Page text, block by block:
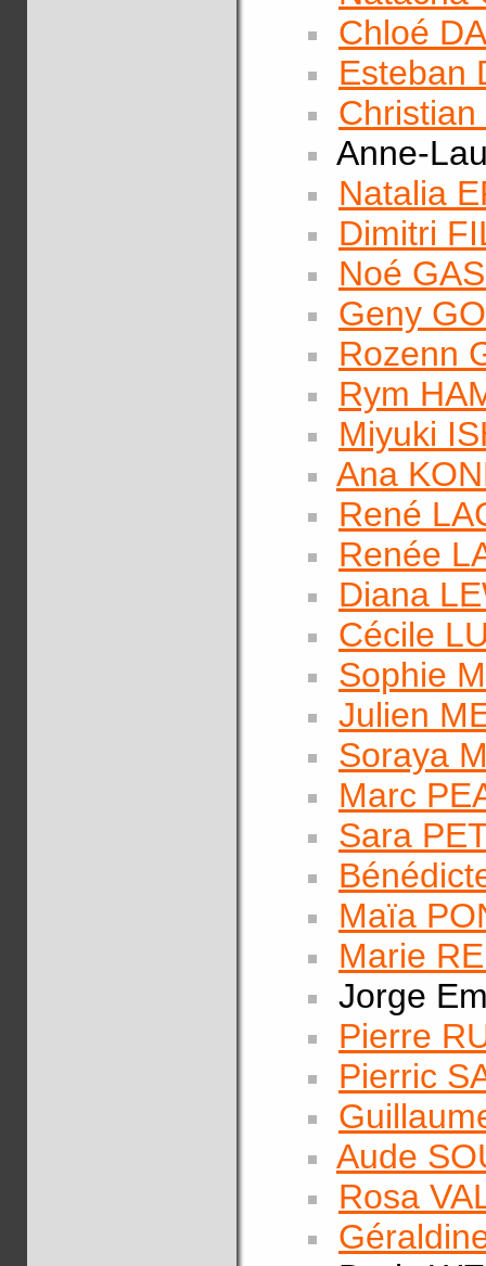
Chloé
Esteban
Anne-
Natalia
Dimitri
Noé
Geny
Rozenn
Rym
Miyuki
Ana
René
Renée
Diana
Cécile
Sophie
Julien
Soraya
Marc
Sara
Maïa
Marie
Jorge
Pierre
Pierric
Aude
Rosa